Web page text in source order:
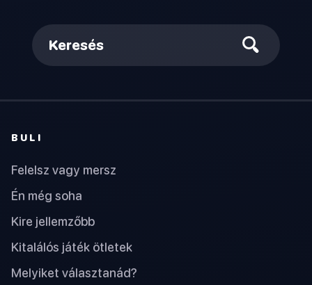
Keresés
BULI
Felelsz vagy mersz
Én még soha
Kire jellemzőbb
Kitalálós játék ötletek
Melyiket választanád?